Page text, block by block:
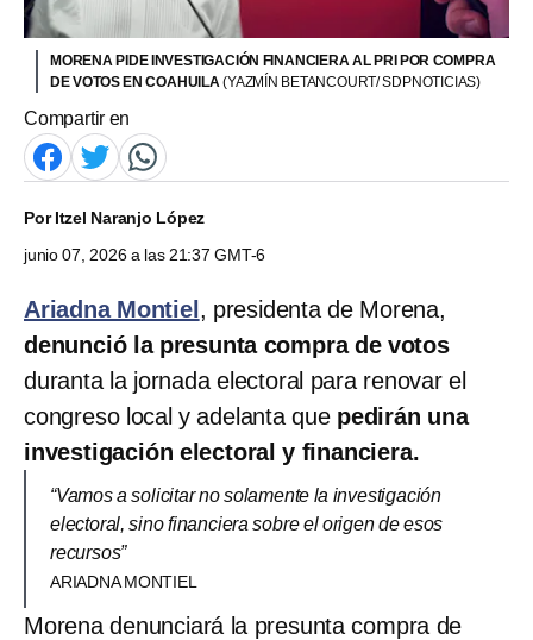
MORENA PIDE INVESTIGACIÓN FINANCIERA AL PRI POR COMPRA
DE VOTOS EN COAHUILA(YAZMÍN BETANCOURT/ SDPNOTICIAS)
Compartir en
PorItzel Naranjo López
junio 07, 2026 a las 21:37 GMT-6
Ariadna Montiel , presidenta de Morena,
denunció la presunta compra de votos
duranta la jornada electoral para renovar el
congreso local y adelanta que pedirán una
investigación electoral y financiera.
“Vamos a solicitar no solamente la investigación
electoral, sino financiera sobre el origen de esos
recursos”
ARIADNA MONTIEL
Morena denunciará la presunta compra de